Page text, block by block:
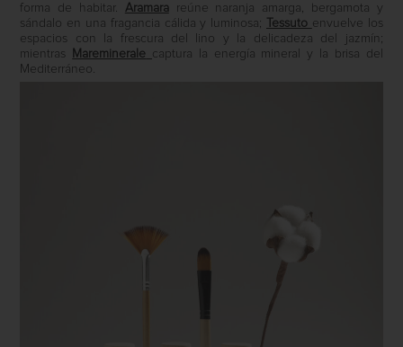
forma de habitar. Aramara
reúne naranja amarga, bergamota y
sándalo en una fragancia cálida y luminosa; Tessuto envuelve los
espacios con la frescura del lino y la delicadeza del jazmín;
mientras
Mareminerale captura la energía mineral y la brisa del
Mediterráneo.